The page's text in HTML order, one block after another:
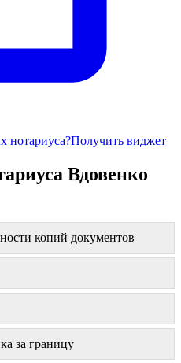
нотариуса?Получить виджет
Вдовенко
копий документов
за границу